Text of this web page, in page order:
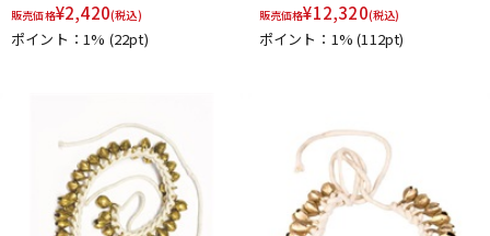
販売価格¥2,420(税込)
ポイント：1% (22pt)
販売価格¥12,320(税込)
ポイント：1%(112pt)